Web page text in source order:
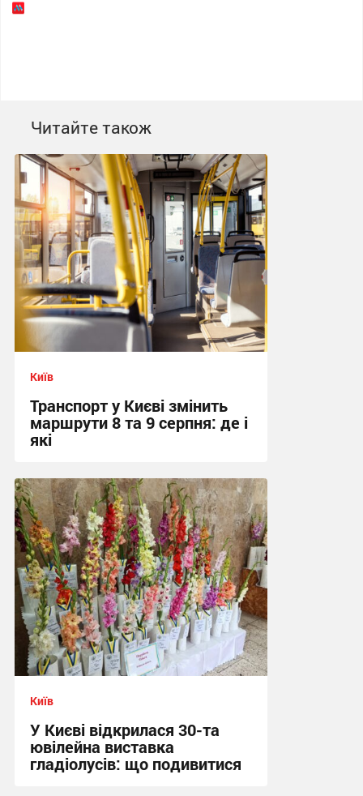
Читайте також
Київ
Транспорт у Києві змінить
маршрути 8 та 9 серпня: де і
які
01:37 вчора
Київ
У Києві відкрилася 30-та
ювілейна виставка
гладіолусів: що подивитися